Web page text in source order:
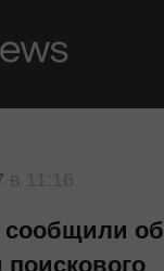
сообщили об